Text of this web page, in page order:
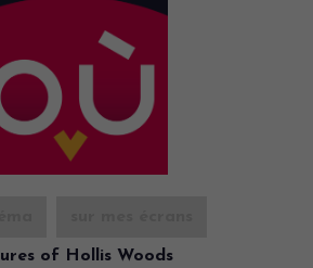
of Hollis Woods